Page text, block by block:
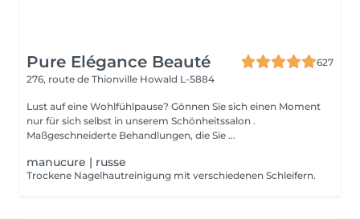
Pure Elégance Beauté
627
276, route de Thionville Howald L-5884
Lust auf eine Wohlfühlpause? Gönnen Sie sich einen Moment
nur für sich selbst in unserem Schönheitssalon .
Maßgeschneiderte Behandlungen, die Sie ...
manucure | russe
Trockene Nagelhautreinigung mit verschiedenen Schleifern.